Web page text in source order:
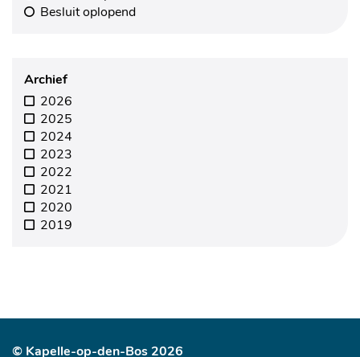
Besluit oplopend
Archief
2026
2025
2024
2023
2022
2021
2020
2019
© Kapelle-op-den-Bos 2026